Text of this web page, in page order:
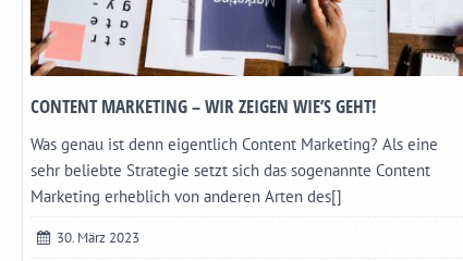
CONTENT MARKETING – WIR ZEIGEN WIE’S GEHT!
Was genau ist denn eigentlich Content Marketing? Als eine
sehr beliebte Strategie setzt sich das sogenannte Content
Marketing erheblich von anderen Arten des[]
30. März 2023